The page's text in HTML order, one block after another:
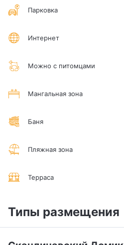
Парковка
Интернет
Можно с питомцами
Мангальная зона
Баня
Пляжная зона
Терраса
Типы размещения